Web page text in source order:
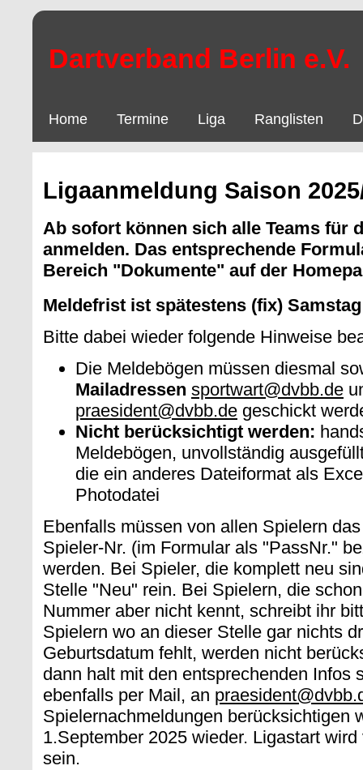
Dartverband Berlin e.V.
Home Termine Liga Ranglisten
Ligaanmeldung Saison
Ab sofort können sich alle Teams für
anmelden. Das entsprechende
Bereich "Dokumente" auf der
Meldefrist ist spätestens (fix) Samstag
Bitte dabei wieder folgende Hinweise
Die Meldebögen müssen diesmal
Mailadressen sportwart@dvbb.de
praesident@dvbb.de geschickt
Nicht berücksichtigt werden:
Meldebögen, unvollständig
die ein anderes Dateiformat als
Photodatei
Ebenfalls müssen von allen Spielern
Spieler-Nr. (im Formular als "PassNr."
werden. Bei Spieler, die komplett neu
Stelle "Neu" rein. Bei Spielern, die
Nummer aber nicht kennt, schreibt ihr
Spielern wo an dieser Stelle gar nichts
Geburtsdatum fehlt, werden nicht
dann halt mit den entsprechenden Infos
ebenfalls per Mail, an
Spielernachmeldungen berücksichtigen
1.September 2025 wieder. Ligastart
sein.